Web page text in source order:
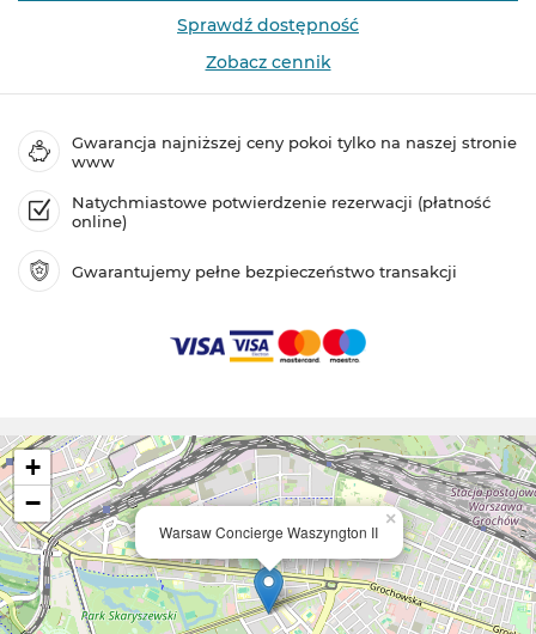
Sprawdź dostępność
Zobacz cennik
Gwarancja najniższej ceny pokoi tylko na naszej stronie
www
Natychmiastowe potwierdzenie rezerwacji (płatność
online)
Gwarantujemy pełne bezpieczeństwo transakcji
Warsaw Concierge Waszyngton II
×
+
−